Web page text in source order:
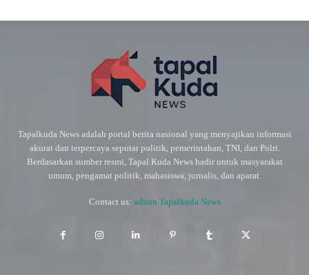
Tapalkuda News adalah portal berita nasional yang menyajikan informasi
akurat dan terpercaya seputar politik, pemerintahan, TNI, dan Polri.
Berdasarkan sumber resmi, Tapal Kuda News hadir untuk masyarakat
umum, pengamat politik, mahasiswa, jurnalis, dan aparat.
Contact us: admin Tapalkuda News